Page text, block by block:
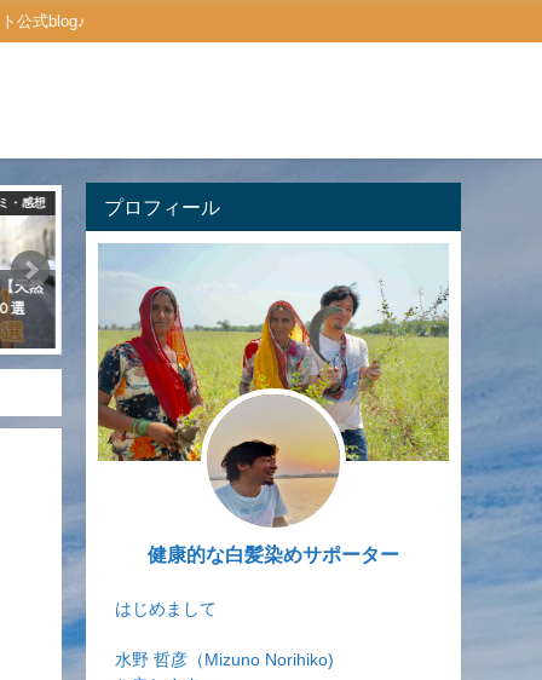
公式blog♪
・感想
天然
選
SHOP INFO －アドレス・アクセ
2019年9月21日
はじめましてのゲストさん
内 ーご予約方法のお知ら
2019年10月5日
プロフィール
健康的な白髪染めサポーター
はじめまして
水野 哲彦（Mizuno Norihiko)